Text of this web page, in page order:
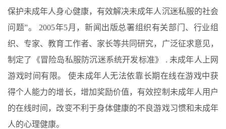
保护未成年人身心健康，有效解决未成年人沉迷私服的社会
问题”。 2005年5月，新闻出版总署组织有关部门、行业组
织、专家、教育工作者、家长等共同研究，广泛征求意见，
制定了《冒险岛私服防沉迷系统开发标准》 . 未成年人上网
游戏时间有限。 使未成年人无法依靠长期在线在游戏中获
得个人能力的增长，增加奖励价值，有效控制未成年人用户
的在线时间，改变不利于身体健康的不良游戏习惯和未成年
人的心理健康。